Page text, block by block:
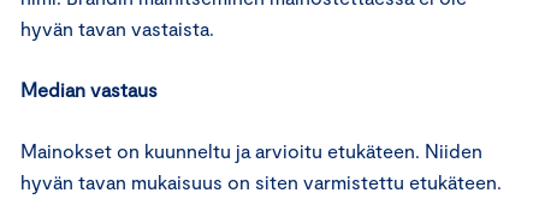
hyvän tavan vastaista.
Median vastaus
Mainokset on kuunneltu ja arvioitu etukäteen. Niiden
hyvän tavan mukaisuus on siten varmistettu etukäteen.